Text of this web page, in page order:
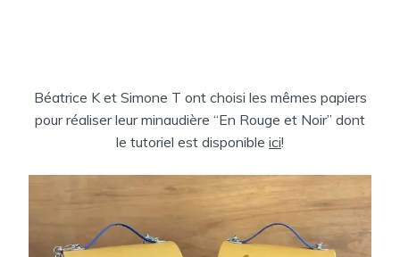
Béatrice K et Simone T ont choisi les mêmes papiers
pour réaliser leur minaudière “En Rouge et Noir” dont
le tutoriel est disponible ici!